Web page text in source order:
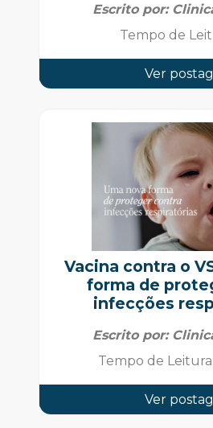
Escrito por:
Tempo de
Ver
Vacina contra o
forma de
infecções
Escrito por:
Tempo de Leitura
Ver